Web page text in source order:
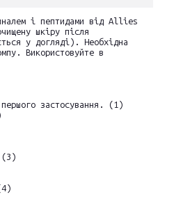
і пептидами від Allies
шкіру після
у догляді). Необхідна
Використовуйте в
застосування. (1)
(3)